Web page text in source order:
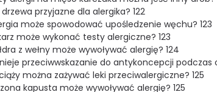
przyjazne dla alergika? 122
może spowodować upośledzenie węchu? 123
może wykonać testy alergiczne? 123
z wełny może wywoływać alergię? 124
przeciwwskazanie do antykoncepcji podczas
można zażywać leki przeciwalergiczne? 125
kapusta może wywoływać alergię? 125